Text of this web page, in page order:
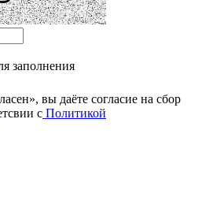
заполнения
вы даёте cогласие на сбор
с Политикой